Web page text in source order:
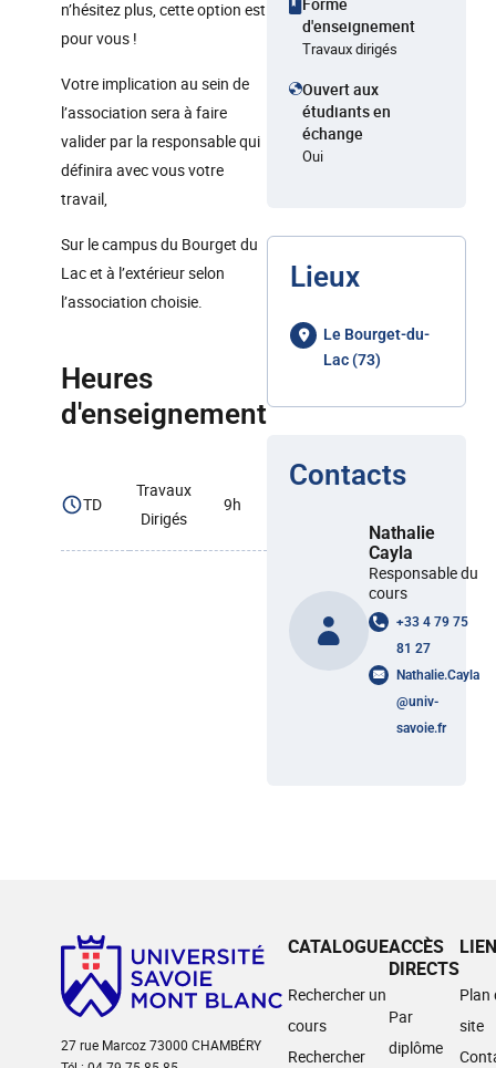
n’hésitez plus, cette option est
pour vous !
Votre implication au sein de
l’association sera à faire
valider par la responsable qui
définira avec vous votre
travail,
Sur le campus du Bourget du
Lac et à l’extérieur selon
l’association choisie.
Heures
d'enseignement
TD
Travaux
Dirigés
9h
d'enseignement
Travaux dirigés
Ouvert aux
étudiants en
échange
Oui
Lieux
Le Bourget-du-
Lac (73)
Contacts
Nathalie
Cayla
Responsable du
cours
+33 4 79 75
81 27
Nathalie.Cayla
@univ-
savoie.fr
27 rue Marcoz 73000 CHAMBÉRY
CATALOGUE
Rechercher un
cours
Rechercher
ACCÈS
DIRECTS
Par
diplôme
Plan
site